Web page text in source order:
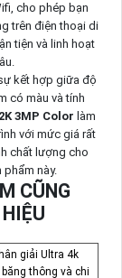
cho phép bạn
trên điện thoại di
tiện và linh hoạt
kết hợp giữa độ
có màu và tính
3MP Color làm
với mức giá rất
chất lượng cho
này.
CŨNG
giải Ultra 4k
băng thông và chi